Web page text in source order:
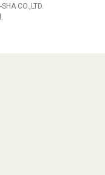
CO.,LTD.